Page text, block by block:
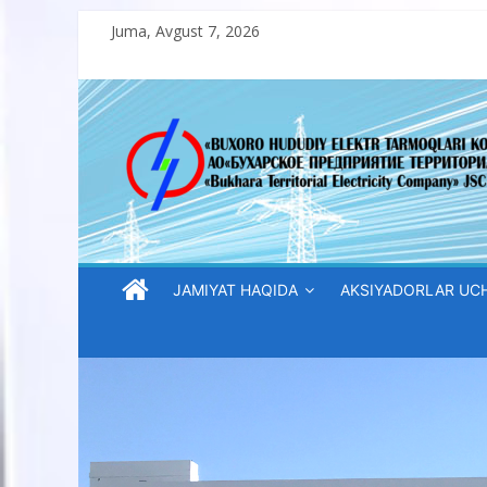
content
Juma, Avgust 7, 2026
“Buxoro
hududiy
elektr
tarmoqlari
korxonasi”
“Buxoro
JAMIYAT HAQIDA AKSIYADORLAR